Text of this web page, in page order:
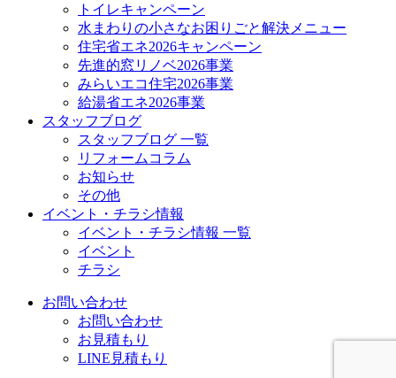
トイレキャンペーン
水まわりの小さなお困りごと解決メニュー
住宅省エネ2026キャンペーン
先進的窓リノベ2026事業
みらいエコ住宅2026事業
給湯省エネ2026事業
スタッフブログ
スタッフブログ 一覧
リフォームコラム
お知らせ
その他
イベント・チラシ情報
イベント・チラシ情報 一覧
イベント
チラシ
お問い合わせ
お問い合わせ
お見積もり
LINE見積もり